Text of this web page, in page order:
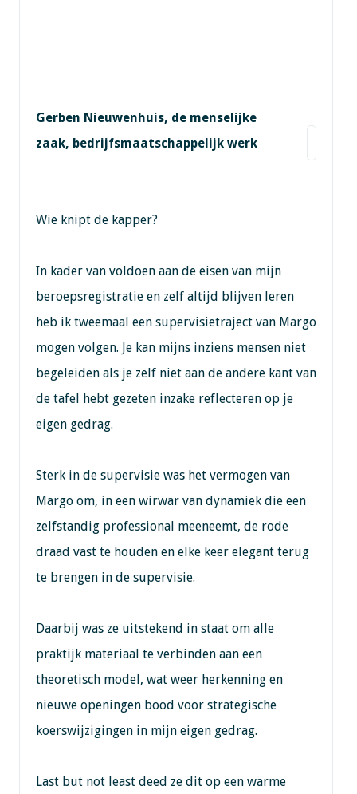
Gerben Nieuwenhuis, de menselijke
zaak, bedrijfsmaatschappelijk werk
Wie knipt de kapper?
In kader van voldoen aan de eisen van mijn
beroepsregistratie en zelf altijd blijven leren
heb ik tweemaal een supervisietraject van Margo
mogen volgen. Je kan mijns inziens mensen niet
begeleiden als je zelf niet aan de andere kant van
de tafel hebt gezeten inzake reflecteren op je
eigen gedrag.
Sterk in de supervisie was het vermogen van
Margo om, in een wirwar van dynamiek die een
zelfstandig professional meeneemt, de rode
draad vast te houden en elke keer elegant terug
te brengen in de supervisie.
Daarbij was ze uitstekend in staat om alle
praktijk materiaal te verbinden aan een
theoretisch model, wat weer herkenning en
nieuwe openingen bood voor strategische
koerswijzigingen in mijn eigen gedrag.
Last but not least deed ze dit op een warme